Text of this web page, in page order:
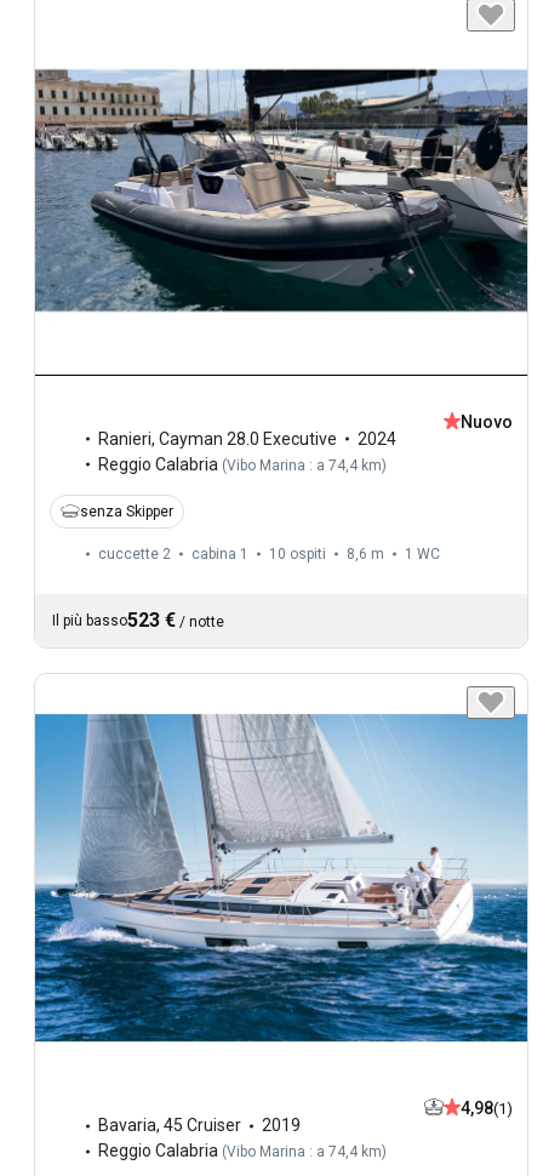
Ranieri, Cayman 28.0 Executive
2024
Reggio Calabria (Vibo Marina : a 74,4 km)
Nuovo
senza Skipper
cuccette 2 cabina 1 10 ospiti 8,6 m 1 WC
Il più basso523 € / notte
Bavaria, 45 Cruiser
2019
Reggio Calabria (Vibo Marina : a 74,4 km)
4,98(1)